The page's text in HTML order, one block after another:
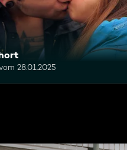
28.01.2025